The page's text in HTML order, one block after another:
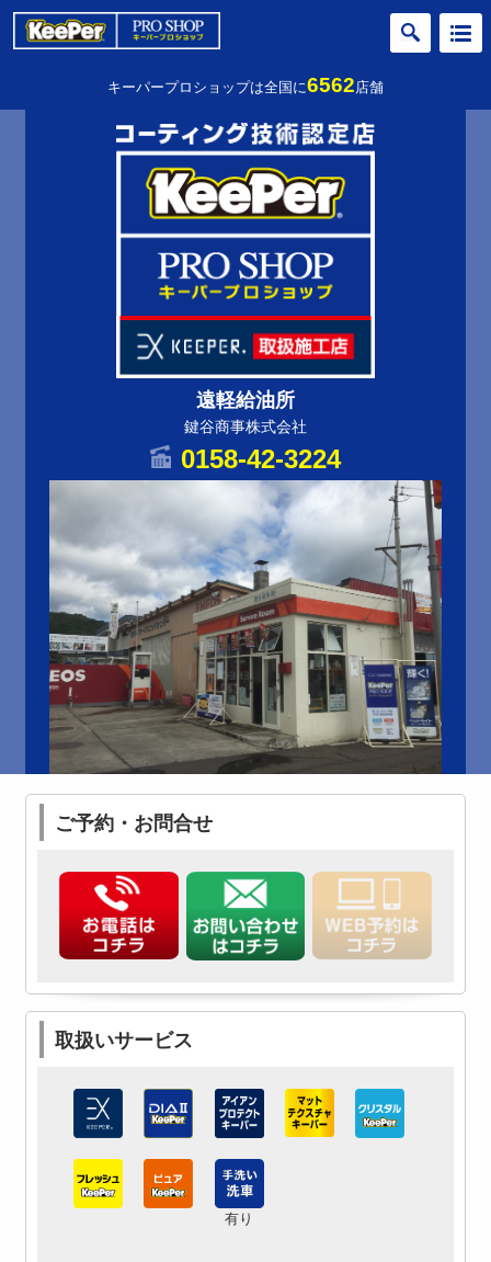
キーパープロショップは全国に6562店舗
遠軽給油所
鍵谷商事株式会社
0158-42-3224
ご予約・お問合せ
取扱いサービス
有り